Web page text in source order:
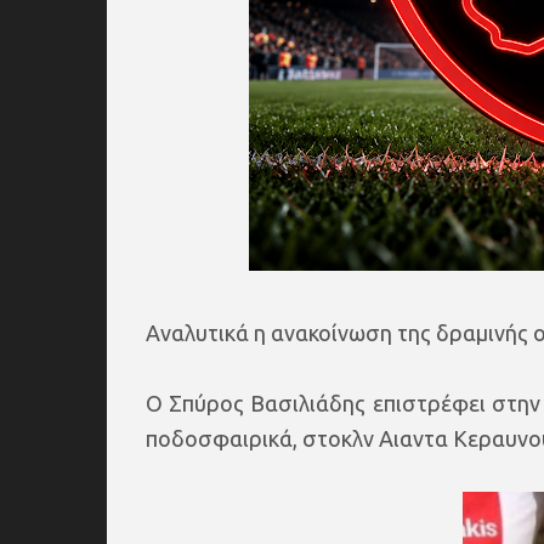
Αναλυτικά η ανακοίνωση της δραμινής
Ο Σπύρος Βασιλιάδης επιστρέφει
ποδοσφαιρικά, στοκλν Αιαντα